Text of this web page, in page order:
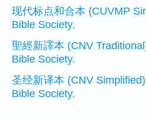
现代标点和合本 (CUVMP
Bible Society.
聖經新譯本 (CNV
Bible Society.
圣经新译本 (CNV
Bible Society.